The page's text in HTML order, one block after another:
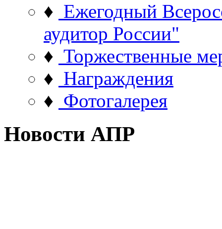
♦ Ежегодный
аудитор России"
♦ Торжественные
♦ Награждения
♦ Фотогалерея
Новости АПР